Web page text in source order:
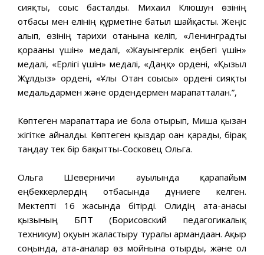
сияқты, соғыс басталды. Михаил Клюшун өзінің
отбасы мен елінің құрметіне батыл шайқасты. Жеңіс
алып, өзінің тарихи отанына келіп, «Ленинградты
қорғағаны үшін» медалі, «Жауынгерлік еңбегі үшін»
медалі, «Ерлігі үшін» медалі, «Даңқ» ордені, «Қызыл
Жұлдыз» ордені, «Ұлы Отан соғысы» ордені сияқты
медальдармен және ордендермен марапатталған.”,
Көптеген марапаттарға ие бола отырып, Миша қызған
жігітке айналды. Көптеген қыздар оған қарады, бірақ
таңдау тек бір бақытты-Сосковец Ольга.
Ольга Шеверничи ауылында қарапайым
еңбеккерлердің отбасында дүниеге келген.
Мектепті 16 жасында бітірді. Олидің ата-анасы
қызының БПТ (Борисовский педагогикалық
техникум) оқуын жалғастыру туралы армандаған. Ақыр
соңында, ата-аналар өз мойнына отырды, және ол